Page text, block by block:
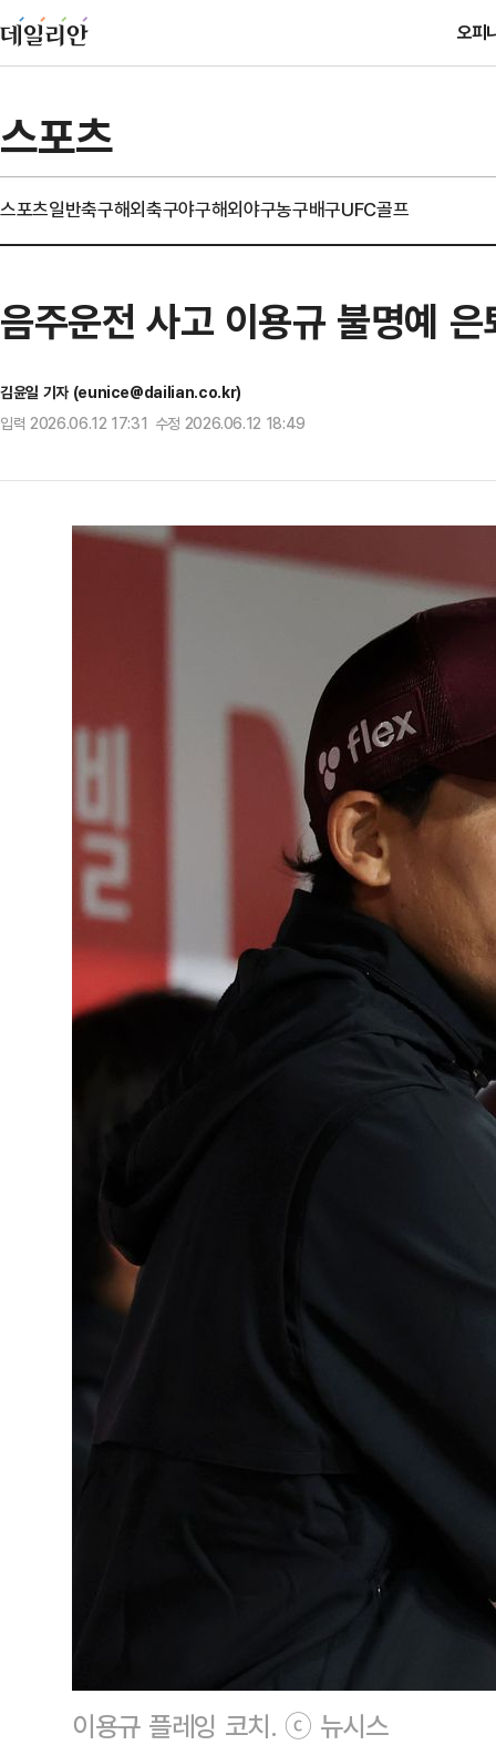
오피
스포츠
스포츠일반축구해외축구야구해외야구농구배구UFC골프
음주운전 사고 이용규 불명예
김윤일 기자 (eunice@dailian.co.kr)
입력 2026.06.12 17:31 수정 2026.06.12 18:49
이용규 플레잉 코치. ⓒ 뉴시스